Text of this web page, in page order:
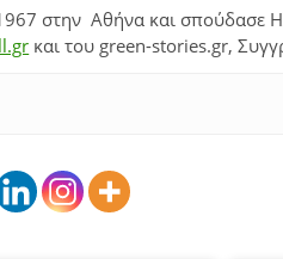
στην Αθήνα και σπούδασε
και του green-stories.gr,